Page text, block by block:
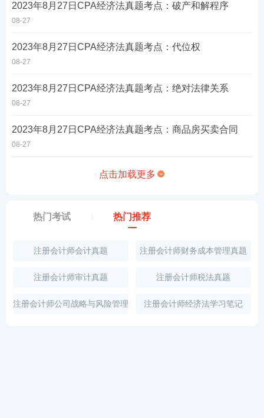
2023年8月27日CPA经济法真题考点：破产和解程序
08-27
2023年8月27日CPA经济法真题考点：代位权
08-27
2023年8月27日CPA经济法真题考点：绝对法律关系
08-27
2023年8月27日CPA经济法真题考点：商品房买卖合同
08-27
点击加载更多
热门考试 热门推荐
注册会计师会计真题 注册会计师财务成本管理真题
注册会计师审计真题 注册会计师税法真题
注册会计师公司战略与风险管理 注册会计师经济法学习笔记